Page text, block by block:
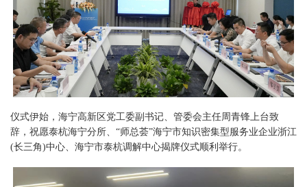
仪式伊始，海宁高新区党工委副书记、管委会主任周青锋上台致
辞，祝愿泰杭海宁分所、“师总荟”海宁市知识密集型服务业企业浙江
(长三角)中心、海宁市泰杭调解中心揭牌仪式顺利举行。